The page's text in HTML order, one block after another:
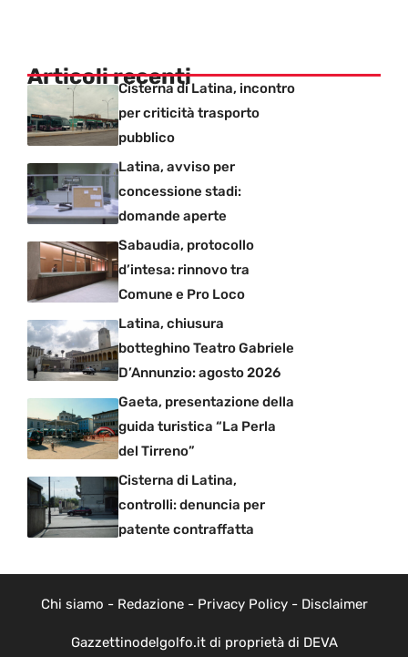
Articoli recentiCisterna di Latina, incontro
per criticità trasporto
pubblico
Latina, avviso per
concessione stadi:
domande aperte
Sabaudia, protocollo
d’intesa: rinnovo tra
Comune e Pro Loco
Latina, chiusura
botteghino Teatro Gabriele
D’Annunzio: agosto 2026
Gaeta, presentazione della
guida turistica “La Perla
del Tirreno”
Cisterna di Latina,
controlli: denuncia per
patente contraffatta
Chi siamo - Redazione- Privacy Policy- Disclaimer
Gazzettinodelgolfo.it di proprietà di DEVA